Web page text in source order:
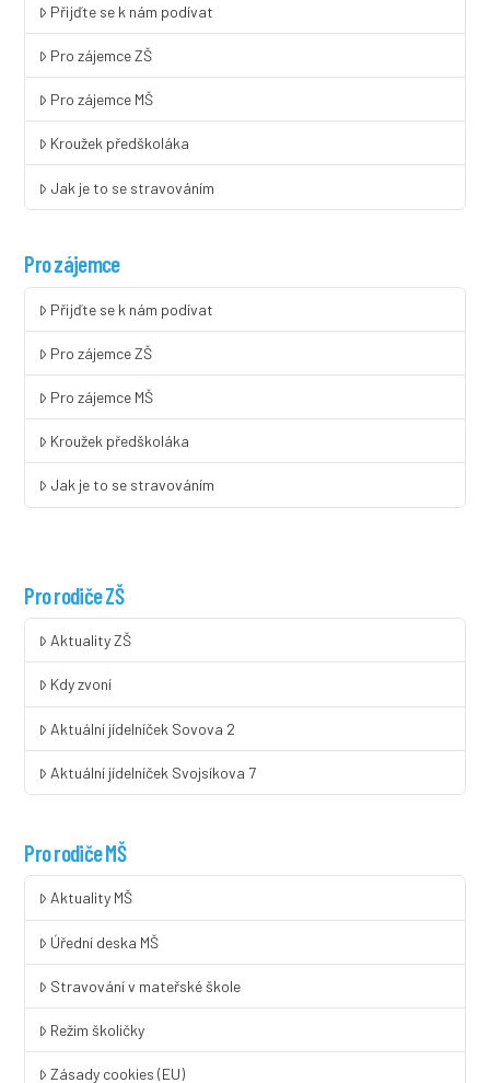
Přijďte se k nám podívat
Pro zájemce ZŠ
Pro zájemce MŠ
Kroužek předškoláka
Jak je to se stravováním
Pro zájemce
Přijďte se k nám podívat
Pro zájemce ZŠ
Pro zájemce MŠ
Kroužek předškoláka
Jak je to se stravováním
Pro rodiče ZŠ
Aktuality ZŠ
Kdy zvoní
Aktuální jídelníček Sovova 2
Aktuální jídelníček Svojsíkova 7
Pro rodiče MŠ
Aktuality MŠ
Úřední deska MŠ
Stravování v mateřské škole
Režim školičky
Zásady cookies (EU)